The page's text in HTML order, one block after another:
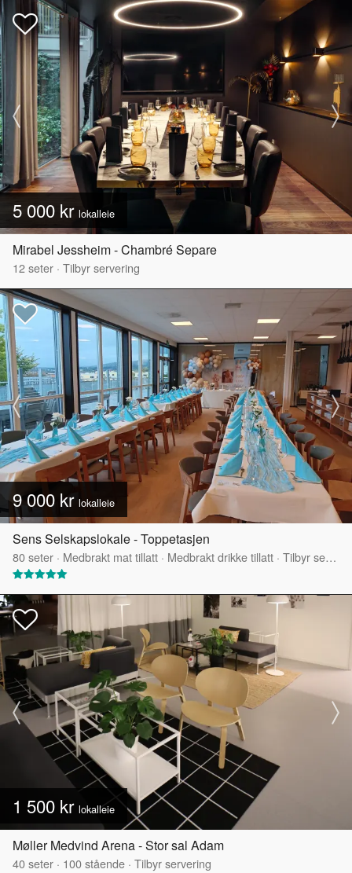
5 000 kr lokalleie
Mirabel Jessheim - Chambré Separe
12seter · Tilbyr servering
9 000 kr lokalleie
Sens Selskapslokale - Toppetasjen
80seter · Medbrakt mat tillatt · Medbrakt drikke tillatt · Tilbyr servering
1 500 kr lokalleie
Møller Medvind Arena - Stor sal Adam
40seter · 100stående · Tilbyr servering